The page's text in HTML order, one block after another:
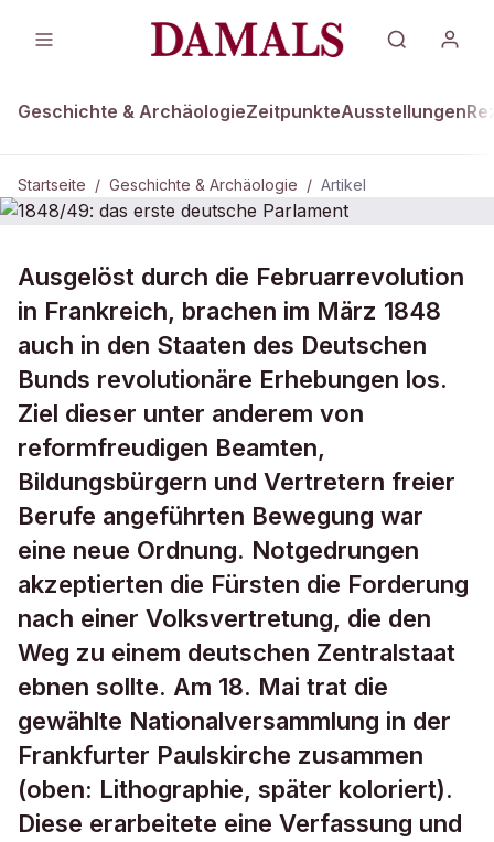
Geschichte & ArchäologieZeitpunkteAusstellungen
Startseite / Geschichte & Archäologie / Artikel
1848/49: das erste deutsche
Parlament
Ausgelöst durch die Februarrevolution
in Frankreich, brachen im März 1848
auch in den Staaten des Deutschen
Bunds revolutionäre Erhebungen los.
Ziel dieser unter anderem von
reformfreudigen Beamten,
Bildungsbürgern und Vertretern freier
Berufe angeführten Bewegung war
eine neue Ordnung. Notgedrungen
akzeptierten die Fürsten die Forderung
nach einer Volksvertretung, die den
Weg zu einem deutschen Zentralstaat
ebnen sollte. Am 18. Mai trat die
gewählte Nationalversammlung in der
Frankfurter Paulskirche zusammen
(oben: Lithographie, später koloriert).
Diese erarbeitete eine Verfassung und